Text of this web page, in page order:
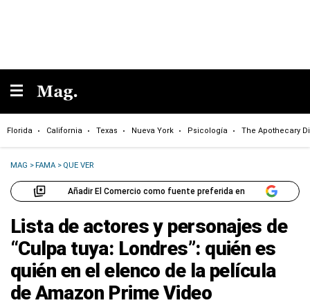
Florida California Texas Nueva York Psicología The Apothecary
MAG >FAMA > QUE VER
Añadir El Comercio como fuente preferida en
Lista de actores y personajes de
“Culpa tuya: Londres”: quién es
quién en el elenco de la película
de Amazon Prime Video